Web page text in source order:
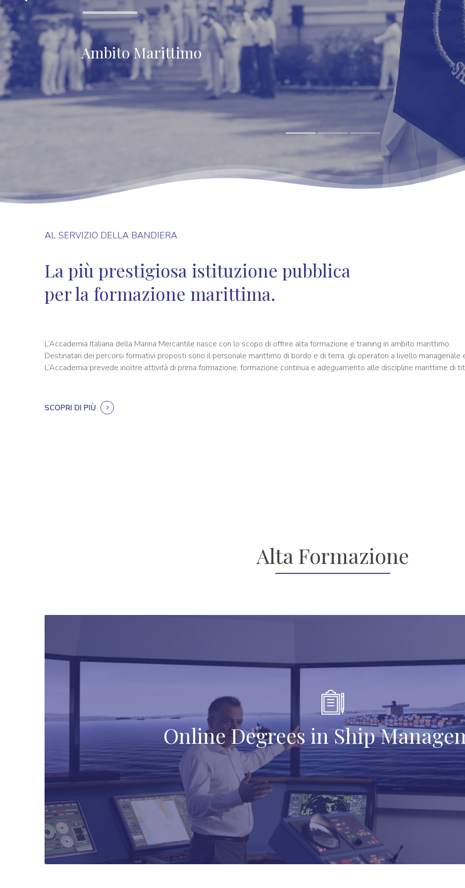
Ambito Marittimo
AL SERVIZIO DELLA BANDIERA
La più prestigiosa istituzione pubblica
per la formazione marittima.
L’Accademia Italiana della Marina Mercantile nasce con lo scopo di offrire alta formazione e training in ambito marittimo.
Destinatari dei percorsi formativi proposti sono il personale marittimo di bordo e di terra, gli operatori a livello
L’Accademia prevede inoltre attività di prima formazione, formazione continua e adeguamento alle discipline marittime di
SCOPRI DI PIÙ
Alta Formazione
Online Degrees in Ship